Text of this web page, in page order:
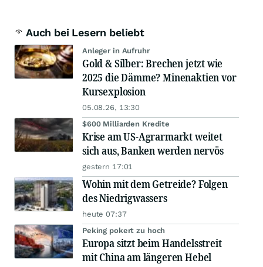
Auch bei Lesern beliebt
Anleger in Aufruhr
Gold & Silber: Brechen jetzt wie
2025 die Dämme? Minenaktien vor
Kursexplosion
05.08.26, 13:30
$600 Milliarden Kredite
Krise am US-Agrarmarkt weitet
sich aus, Banken werden nervös
gestern 17:01
Wohin mit dem Getreide? Folgen
des Niedrigwassers
heute 07:37
Peking pokert zu hoch
Europa sitzt beim Handelsstreit
mit China am längeren Hebel